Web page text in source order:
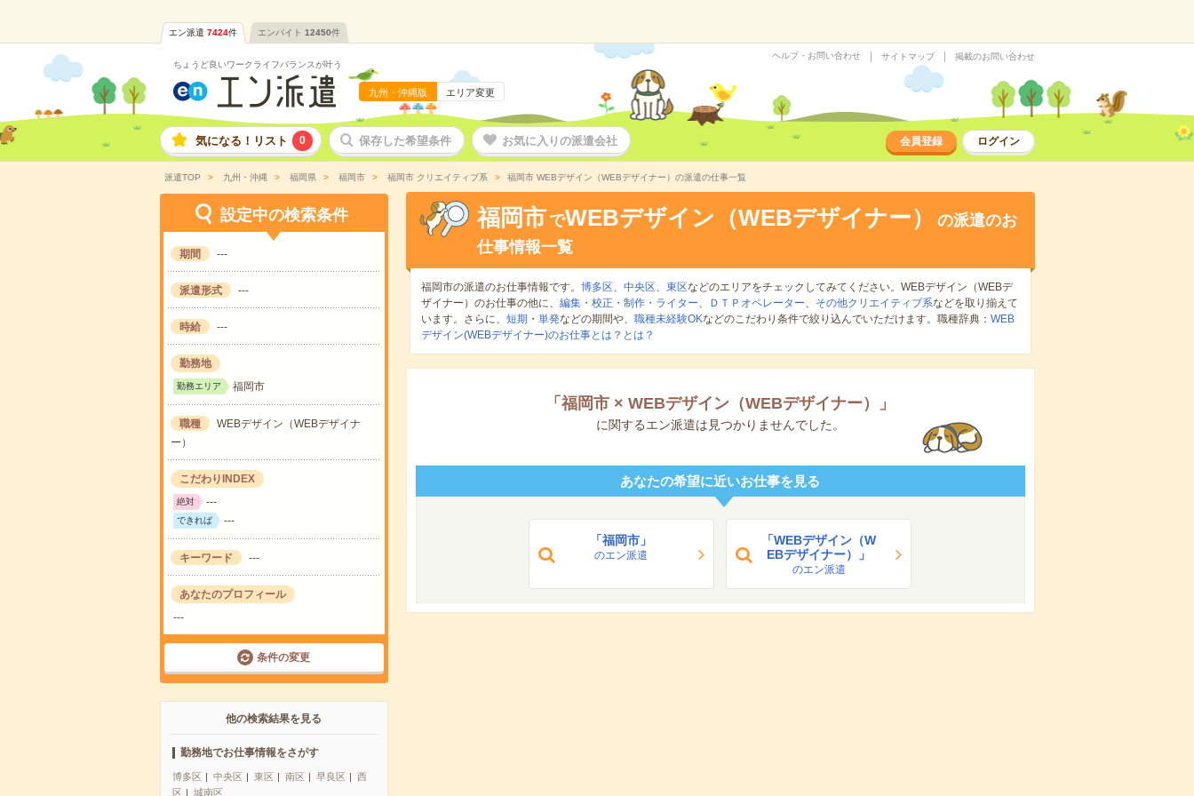
エン派遣 7424件 エンバイト 12450件
ちょうど良いワークライフバランスが叶う
九州・沖縄版 エリア変更
ヘルプ・お問い合わせ サイトマップ 掲載のお問い合わせ
気になる！リスト 0 保存した希望条件 お気に入りの派遣会社 会員登録 ログイン
派遣TOP 九州・沖縄 福岡県 福岡市 福岡市 クリエイティブ系 福岡市 WEBデザイン（WEBデザイナー）の派遣の仕事一覧
設定中の検索条件
期間 ---
派遣形式 ---
時給 ---
勤務地
勤務エリア 福岡市
職種
WEBデザイン（WEBデザイナ
ー）
こだわりINDEX
絶対 ---
できれば ---
キーワード ---
あなたのプロフィール
---
条件の変更
他の検索結果を見る
勤務地でお仕事情報をさがす
博多区 中央区 東区 南区 早良区
西
区
城南区
福岡市 でWEBデザイン（WEBデザイナー）
の派遣のお
仕事情報一覧
福岡市の派遣のお仕事情報です。 博多区、 中央区、 東区などのエリアをチェックしてみてください。WEBデザイン（WEBデ
ザイナー）のお仕事の他に、 編集・校正・制作・ライター、 ＤＴＰオペレーター、 その他クリエイティブ系などを取り揃えて
います。さらに、 短期 ・ 単発などの期間や、 職種未経験OKなどのこだわり条件で絞り込んでいただけます。職種辞典： WEB
デザイン(WEBデザイナー)のお仕事とは？とは？
「 福岡市 × WEBデザイン（WEBデザイナー） 」
に関するエン派遣は見つかりませんでした。
あなたの希望に近いお仕事を見る
「福岡市」
のエン派遣
「WEBデザイン（W
EBデザイナー）」
のエン派遣